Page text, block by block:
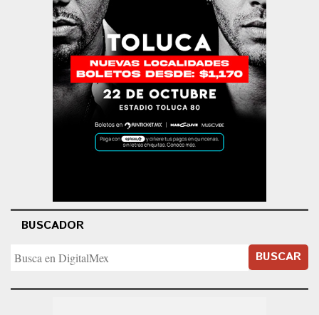
BUSCADOR
BUSCAR